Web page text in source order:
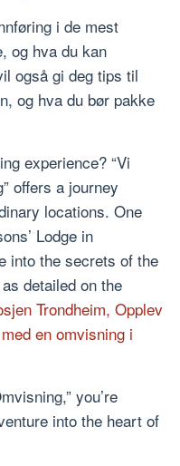
i de mest
og hva du kan
også gi deg tips til
og hva du bør pakke
experience? “Vi
offers a journey
locations. One
Lodge in
into the secrets of the
detailed on the
Trondheim, Opplev
en omvisning i
you’re
into the heart of